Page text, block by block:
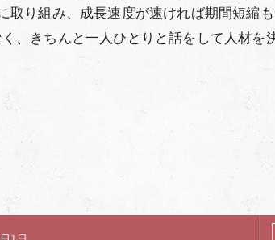
り組み、成長速度が速ければ期間短縮
、きちんと一人ひとりと話をして人材を